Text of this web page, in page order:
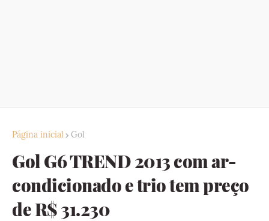
Página inicial Gol
Gol G6 TREND 2013 com ar-
condicionado e trio tem preço
de R$ 31.230